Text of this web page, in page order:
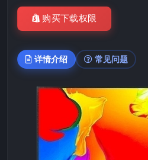
购买下载权限
详情介绍 常见问题